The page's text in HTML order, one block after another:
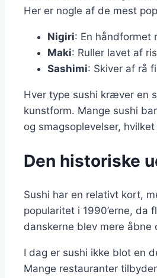
Her er nogle af de mest
Nigiri: En håndformet
Maki: Ruller lavet af
Sashimi: Skiver af rå
Hver type sushi kræver en
kunstform. Mange sushi
og smagsoplevelser,
Den historiske
Sushi har en relativt kort,
popularitet i 1990’erne, da
danskerne blev mere åbne
I dag er sushi ikke blot en
Mange restauranter